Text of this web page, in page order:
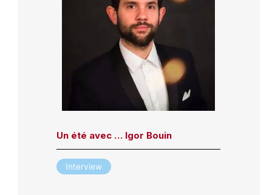
Un été avec … Igor Bouin
Interview